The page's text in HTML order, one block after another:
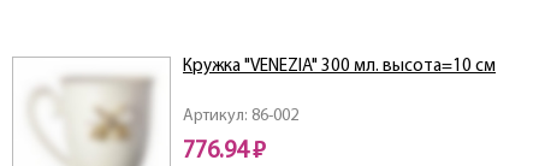
Артикул: 86-002
Кружка "VENEZIA" 300 мл. высота=10 см
776.94 ₽